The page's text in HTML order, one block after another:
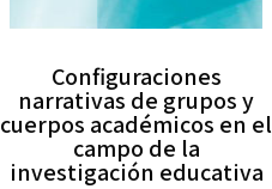
Configuraciones
narrativas de grupos y
cuerpos académicos en el
campo de la
investigación educativa